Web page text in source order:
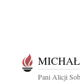
Pani Alicji